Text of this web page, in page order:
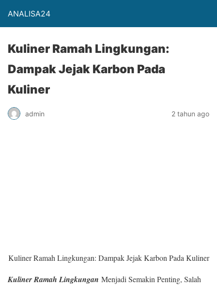
ANALISA24
Kuliner Ramah Lingkungan:
Dampak Jejak Karbon Pada
Kuliner
admin 2 tahun ago
Kuliner Ramah Lingkungan: Dampak Jejak Karbon Pada Kuliner
Kuliner Ramah Lingkungan Menjadi Semakin Penting, Salah